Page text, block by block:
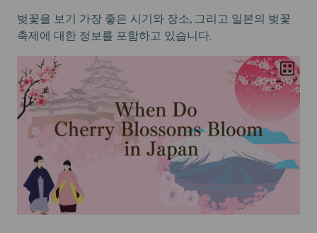
벚꽃을 보기 가장 좋은 시기와 장소, 그리고 일본의 벚꽃
축제에 대한 정보를 포함하고 있습니다.